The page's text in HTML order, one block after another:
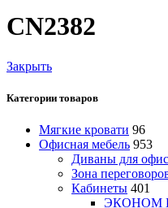
CN2382
Закрыть
Категории товаров
Мягкие кровати 96
Офисная мебель 953
Диваны для
Зона
Кабинеты 401
ЭКОНОМ